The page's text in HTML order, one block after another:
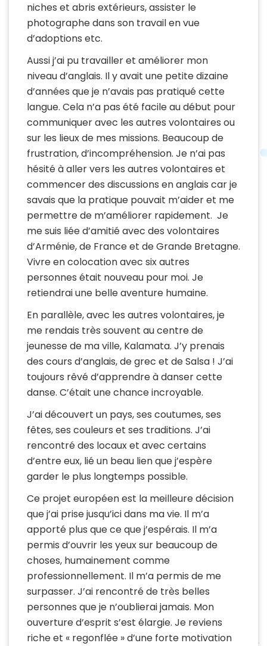
niches et abris extérieurs, assister le
photographe dans son travail en vue
d’adoptions etc.
Aussi j’ai pu travailler et améliorer mon
niveau d’anglais. Il y avait une petite dizaine
d’années que je n’avais pas pratiqué cette
langue. Cela n’a pas été facile au début pour
communiquer avec les autres volontaires ou
sur les lieux de mes missions. Beaucoup de
frustration, d’incompréhension. Je n’ai pas
hésité à aller vers les autres volontaires et
commencer des discussions en anglais car je
savais que la pratique pouvait m’aider et me
permettre de m’améliorer rapidement. Je
me suis liée d’amitié avec des volontaires
d’Arménie, de France et de Grande Bretagne.
Vivre en colocation avec six autres
personnes était nouveau pour moi. Je
retiendrai une belle aventure humaine.
En parallèle, avec les autres volontaires, je
me rendais très souvent au centre de
jeunesse de ma ville, Kalamata. J’y prenais
des cours d’anglais, de grec et de Salsa ! J’ai
toujours rêvé d’apprendre à danser cette
danse. C’était une chance incroyable.
J’ai découvert un pays, ses coutumes, ses
fêtes, ses couleurs et ses traditions. J’ai
rencontré des locaux et avec certains
d’entre eux, lié un beau lien que j’espère
garder le plus longtemps possible.
Ce projet européen est la meilleure décision
que j’ai prise jusqu’ici dans ma vie. Il m’a
apporté plus que ce que j’espérais. Il m’a
permis d’ouvrir les yeux sur beaucoup de
choses, humainement comme
professionnellement. Il m’a permis de me
surpasser. J’ai rencontré de très belles
personnes que je n’oublierai jamais. Mon
ouverture d’esprit s’est élargie. Je reviens
riche et « regonflée » d’une forte motivation